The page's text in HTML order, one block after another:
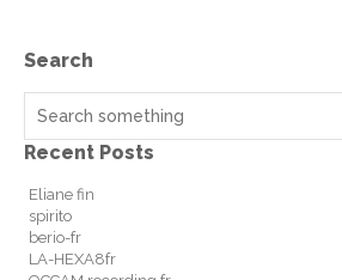
Search
Recent Posts
Eliane fin
spirito
berio-fr
LA-HEXA8fr